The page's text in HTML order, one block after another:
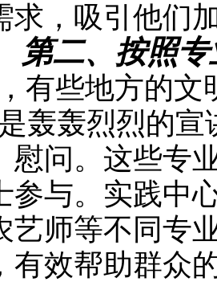
求，吸引他们
第二、按照
有些地方的文
轰轰烈烈的
慰问。这些专
参与。实践中
艺师等不同专
有效帮助群众